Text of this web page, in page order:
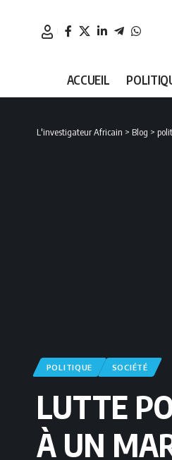
ACCUEIL
L'investigateur Africain > Blog >
POLITIQUE SOCIÉTÉ
LUTTE
À UN